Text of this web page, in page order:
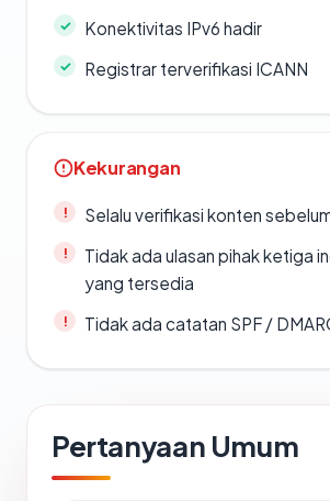
Konektivitas IPv6 hadir
Registrar terverifikasi ICANN
Kekurangan
Selalu verifikasi konten
Tidak ada ulasan pihak ketiga
yang tersedia
Tidak ada catatan SPF /
Pertanyaan Umum